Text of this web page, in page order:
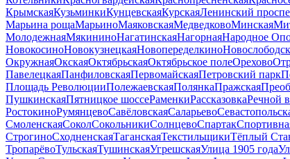
КрымскаяКузьминкиКунцевскаяКурскаяЛенинский
Марьина рощаМарьиноМаяковскаяМедведковоМинская
МолодежнаяМякининоНагатинскаяНагорнаяНародное
НовокосиноНовокузнецкаяНовопеределкино
ОкружнаяОкскаяОктябрьскаяОктябрьское полеОрехово
ПавелецкаяПанфиловскаяПервомайскаяПетровский парк
Площадь РеволюцииПолежаевскаяПолянкаПражская
ПушкинскаяПятницкое шоссеРаменкиРассказовкаРечной
РостокиноРумянцевоСавёловскаяСаларьево
СмоленскаяСоколСокольникиСолнцевоСпартак
СтрогиноСходненскаяТаганскаяТекстильщикиТёплый
ТропарёвоТульскаяТушинскаяУгрешскаяУлица 1905 года